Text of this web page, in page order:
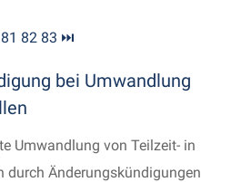
81 82 83 ⏭
bei Umwandlung
Umwandlung von Teilzeit- in
durch Änderungskündigungen